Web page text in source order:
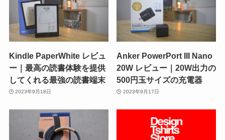
Kindle PaperWhite レビュ
ー｜最高の読書体験を提供
してくれる最強の読書端末
2023年9月18日
Anker PowerPort III Nano
20W レビュー｜20W出力の
500円玉サイズの充電器
2023年9月17日